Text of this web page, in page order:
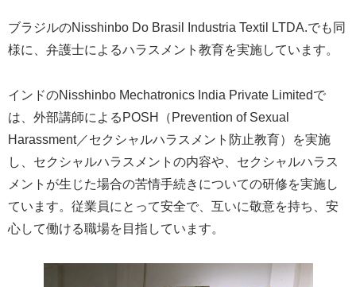
ブラジルのNisshinbo Do Brasil Industria Textil LTDA.でも同
様に、弁護士によるハラスメント教育を実施しています。
インドのNisshinbo Mechatronics India Private Limitedで
は、外部講師によるPOSH（Prevention of Sexual
Harassment／セクシャルハラスメント防止教育）を実施
し、セクシャルハラスメントの内容や、セクシャルハラス
メントが生じた場合の苦情手続きについての研修を実施し
ています。従業員にとって安全で、互いに敬意を持ち、安
心して働ける職場を目指しています。